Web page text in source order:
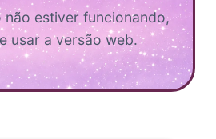
não estiver funcionando,
usar a versão web.